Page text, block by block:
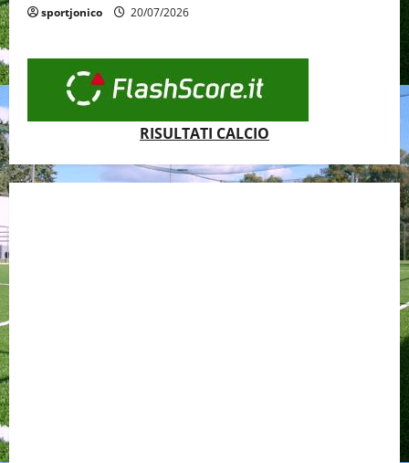
sportjonico 20/07/2026
RISULTATI CALCIO